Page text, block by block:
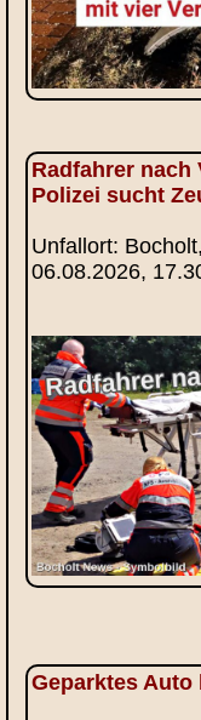
Radfahrer
Polizei sucht
Unfallort:
06.08.2026,
Geparktes